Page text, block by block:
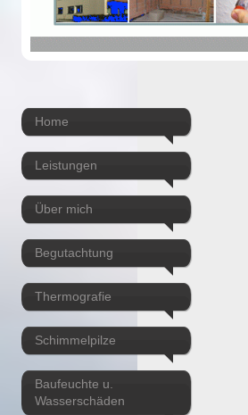
Home
Leistungen
Über mich
Begutachtung
Thermografie
Schimmelpilze
Baufeuchte u.
Wasserschäden